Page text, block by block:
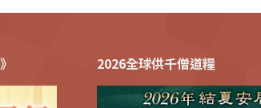
有愛的世界-寒冬送暖花東送輪椅9
章：
2026全球供千僧道糧